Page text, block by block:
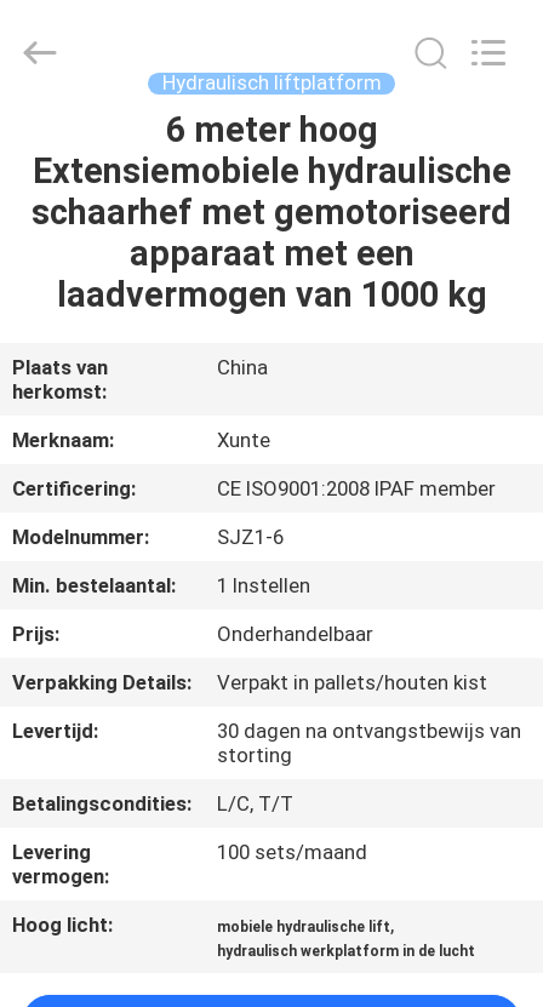
PRODUCTEN
OVER
FABRIEKSTOCHT
KWALITEITSCONTROLE
NEEM
CONTACT
MET
ONS
OP
NIEUWS
VRAAG
EEN
LTD.
Hydraulisch liftplatform
6 meter hoog
Extensiemobiele hydraulische
schaarhef met gemotoriseerd
apparaat met een
laadvermogen van 1000 kg
Plaats van
herkomst:
China
Merknaam:
Xunte
Certificering:
CE ISO9001:2008 IPAF member
Modelnummer:
SJZ1-6
Min. bestelaantal:
1 Instellen
Prijs:
Onderhandelbaar
Verpakking Details:
Verpakt in pallets/houten kist
Levertijd:
30 dagen na ontvangstbewijs van
storting
Betalingscondities:
L/C, T/T
Levering
vermogen:
100 sets/maand
Hoog licht: mobiele hydraulische lift,
hydraulisch werkplatform in de lucht